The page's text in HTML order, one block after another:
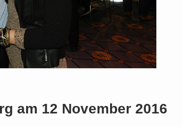
am 12 November 2016